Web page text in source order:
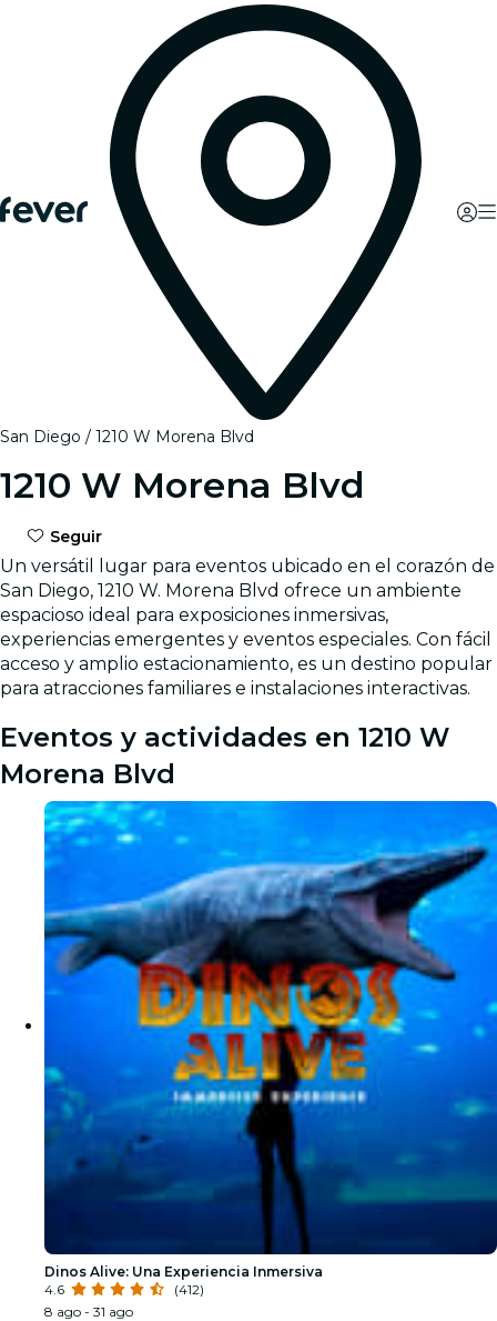
San Diego 1210 W Morena Blvd
1210 W Morena Blvd
Seguir
Un versátil lugar para eventos ubicado en el corazón de
San Diego, 1210 W. Morena Blvd ofrece un ambiente
espacioso ideal para exposiciones inmersivas,
experiencias emergentes y eventos especiales. Con fácil
acceso y amplio estacionamiento, es un destino popular
para atracciones familiares e instalaciones interactivas.
Eventos y actividades en 1210 W
Morena Blvd
Dinos Alive: Una Experiencia Inmersiva
4.6
(412)
8 ago - 31 ago